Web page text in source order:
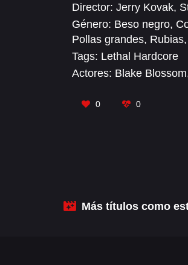
Director: Jerry Kovak,
Género: Beso negro,
Pollas grandes, Rubias,
Tags: Lethal Hardcore
Actores: Blake Blossom
0 0
Más títulos como